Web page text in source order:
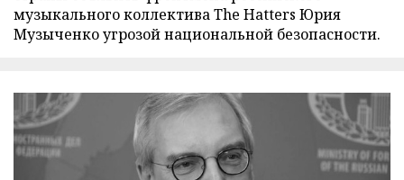
музыкального коллектива The Hatters Юрия
Музыченко угрозой национальной безопасности.